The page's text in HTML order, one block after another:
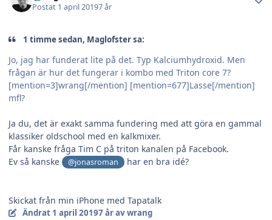
Postat 1 april 20197 år
1 timme sedan, Maglofster sa:
Jo, jag har funderat lite på det. Typ Kalciumhydroxid. Men
frågan är hur det fungerar i kombo med Triton core 7?
[mention=3]wrang[/mention] [mention=677]Lasse[/mention]
mfl?
Ja du, det är exakt samma fundering med att göra en gammal
klassiker oldschool med en kalkmixer.
Får kanske fråga Tim C på triton kanalen på Facebook.
Ev så kanske
@jonasroman har en bra idé?
Skickat från min iPhone med Tapatalk
Ändrat 1 april 20197 årav wrang